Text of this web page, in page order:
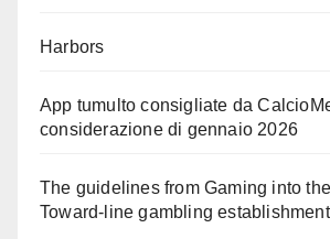
Harbors
App tumulto consigliate da
considerazione di gennaio 2026
The guidelines from Gaming into
Toward-line gambling